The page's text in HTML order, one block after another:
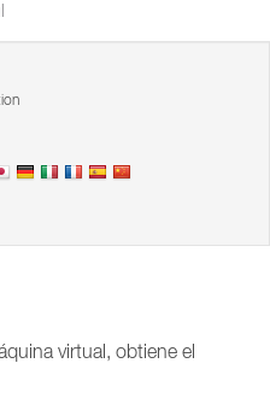
virtual, obtiene el